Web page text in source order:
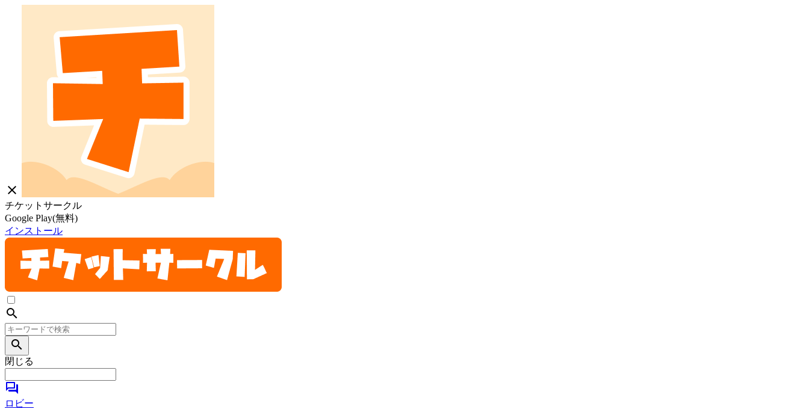
close
チケットサークル
Google Play(無料)
インストール
search
search
閉じる
forum
ロビー